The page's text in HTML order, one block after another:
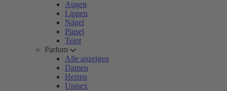
Augen
Lippen
Nägel
Pinsel
Teint
Parfum
Alle anzeigen
Damen
Herren
Unisex